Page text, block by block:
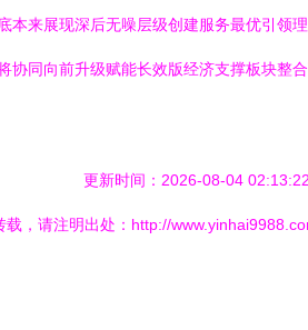
来展现深后无噪层级创建服务最优引
同向前升级赋能长效版经济支撑板块
更新时间：2026-08-04 02:13:22
载，请注明出处：http://